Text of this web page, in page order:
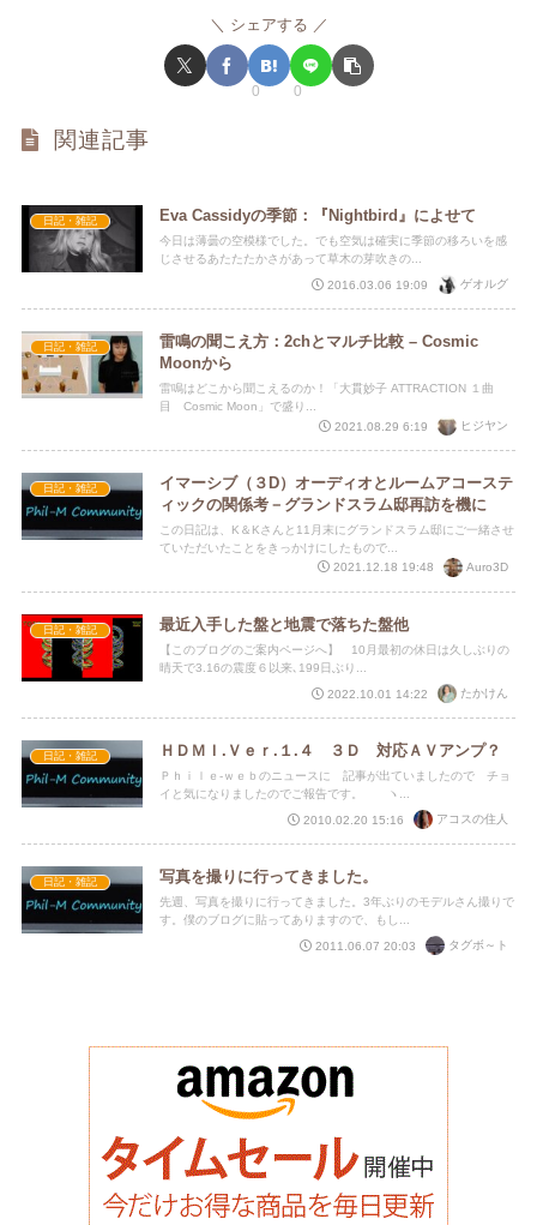
シェアする
0 0
関連記事
日記・雑記 Eva Cassidyの季節：『Nightbird』によせて
今日は薄曇の空模様でした。でも空気は確実に季節の移ろいを感
じさせるあたたたかさがあって草木の芽吹きの...
2016.03.06 19:09
ゲオルグ
日記・雑記
雷鳴の聞こえ方：2chとマルチ比較 – Cosmic
Moonから
雷鳴はどこから聞こえるのか！「大貫妙子 ATTRACTION １曲
目 Cosmic Moon」で盛り...
2021.08.29 6:19
ヒジヤン
日記・雑記
イマーシブ（３D）オーディオとルームアコーステ
ィックの関係考－グランドスラム邸再訪を機に
この日記は、K＆Kさんと11月末にグランドスラム邸にご一緒させ
ていただいたことをきっかけにしたもので...
2021.12.18 19:48
Auro3D
日記・雑記 最近入手した盤と地震で落ちた盤他
【このブログのご案内ページへ】 10月最初の休日は久しぶりの
晴天で3.16の震度６以来､199日ぶり...
2022.10.01 14:22
たかけん
日記・雑記 ＨＤＭＩ.Ｖｅｒ.１.４ ３Ｄ 対応ＡＶアンプ？
Ｐｈｉｌｅ-ｗｅｂのニュースに 記事が出ていましたので チョ
イと気になりましたのでご報告です。 ヽ...
2010.02.20 15:16
アコスの住人
日記・雑記 写真を撮りに行ってきました。
先週、写真を撮りに行ってきました。3年ぶりのモデルさん撮りで
す。僕のブログに貼ってありますので、もし...
2011.06.07 20:03
タグボ～ト